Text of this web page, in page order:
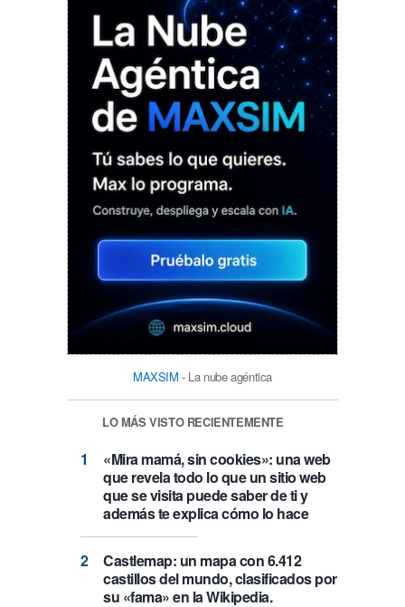
MAXSIM - La nube agéntica
LO MÁS VISTO RECIENTEMENTE
«Mira mamá, sin cookies»: una web
que revela todo lo que un sitio web
que se visita puede saber de ti y
además te explica cómo lo hace
Castlemap: un mapa con 6.412
castillos del mundo, clasificados por
su «fama» en la Wikipedia.